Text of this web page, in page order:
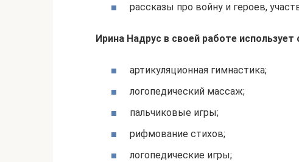
рассказы про войну и героев,
Ирина Надрус в своей работе
артикуляционная гимнастика;
логопедический массаж;
пальчиковые игры;
рифмование стихов;
логопедические игры;